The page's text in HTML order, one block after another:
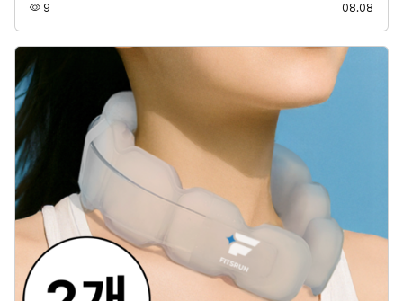
9 08.08